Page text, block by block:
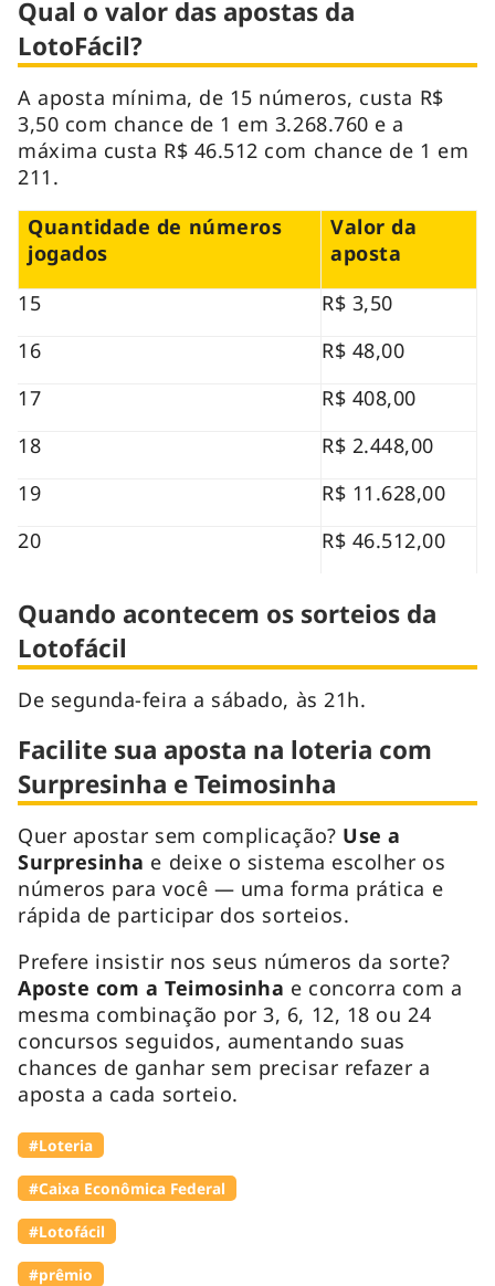
Qual o valor das apostas da
LotoFácil?
A aposta mínima, de 15 números, custa R$
3,50 com chance de 1 em 3.268.760 e a
máxima custa R$ 46.512 com chance de 1 em
211.
Quantidade de números
jogados
Valor da
aposta
15
R$ 3,50
16
R$ 48,00
17
R$ 408,00
18
R$ 2.448,00
19
R$ 11.628,00
20
R$ 46.512,00
Quando acontecem os sorteios da
Lotofácil
De segunda-feira a sábado, às 21h.
Facilite sua aposta na loteria com
Surpresinha e Teimosinha
Quer apostar sem complicação? Use a
Surpresinha e deixe o sistema escolher os
números para você — uma forma prática e
rápida de participar dos sorteios.
Prefere insistir nos seus números da sorte?
Aposte com a Teimosinha e concorra com a
mesma combinação por 3, 6, 12, 18 ou 24
concursos seguidos, aumentando suas
chances de ganhar sem precisar refazer a
aposta a cada sorteio.
#Loteria
#Caixa Econômica Federal
#Lotofácil
#prêmio